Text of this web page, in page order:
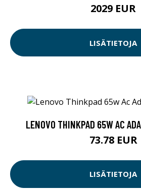
2029 EUR
LISÄTIETOJA
LENOVO THINKPAD 65W AC
73.78 EUR
LISÄTIETOJA